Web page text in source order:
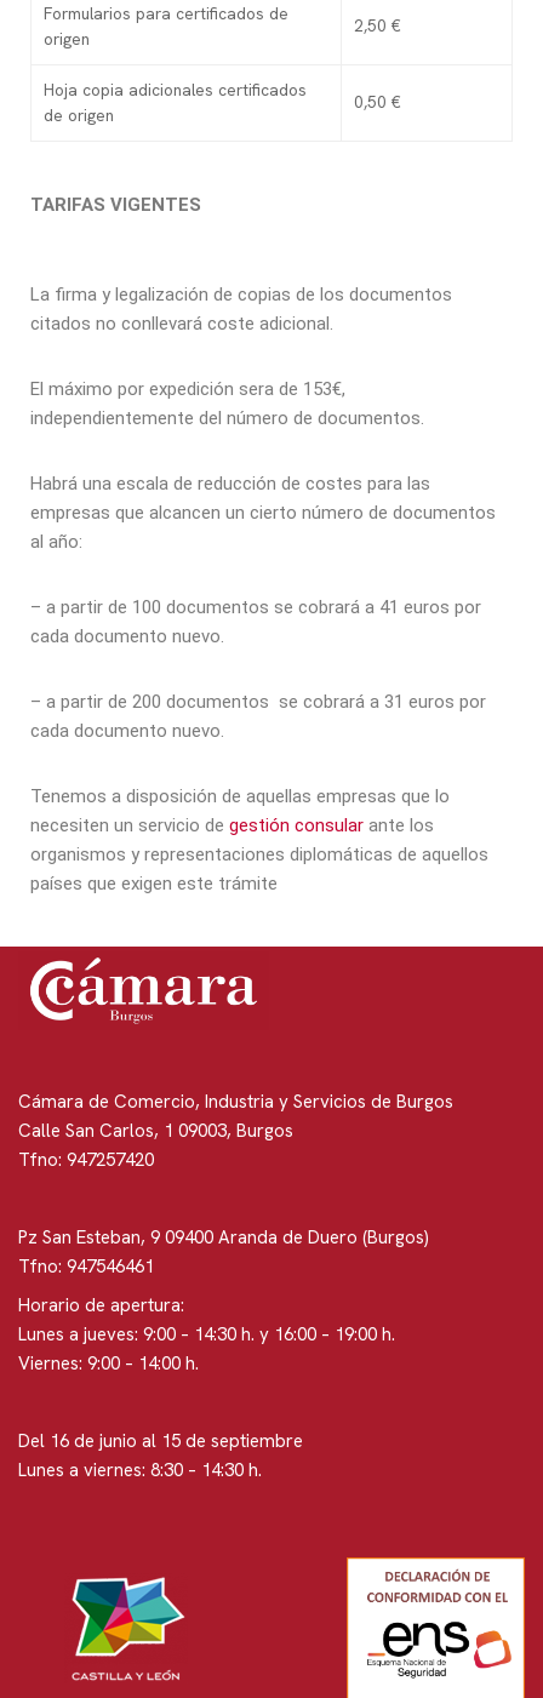
Formularios para certificados de
origen
2,50 €
Hoja copia adicionales certificados
de origen
0,50 €
TARIFAS VIGENTES
La firma y legalización de copias de los documentos
citados no conllevará coste adicional.
El máximo por expedición sera de 153€,
independientemente del número de documentos.
Habrá una escala de reducción de costes para las
empresas que alcancen un cierto número de documentos
al año:
– a partir de 100 documentos se cobrará a 41 euros por
cada documento nuevo.
– a partir de 200 documentos se cobrará a 31 euros por
cada documento nuevo.
Tenemos a disposición de aquellas empresas que lo
necesiten un servicio de gestión consular ante los
organismos y representaciones diplomáticas de aquellos
países que exigen este trámite
Cámara de Comercio, Industria y Servicios de Burgos
Calle San Carlos, 1 09003, Burgos
Tfno: 947257420
Pz San Esteban, 9 09400 Aranda de Duero (Burgos)
Tfno: 947546461
Horario de apertura:
Lunes a jueves: 9:00 – 14:30 h. y 16:00 – 19:00 h.
Viernes: 9:00 – 14:00 h.
Del 16 de junio al 15 de septiembre
Lunes a viernes: 8:30 – 14:30 h.